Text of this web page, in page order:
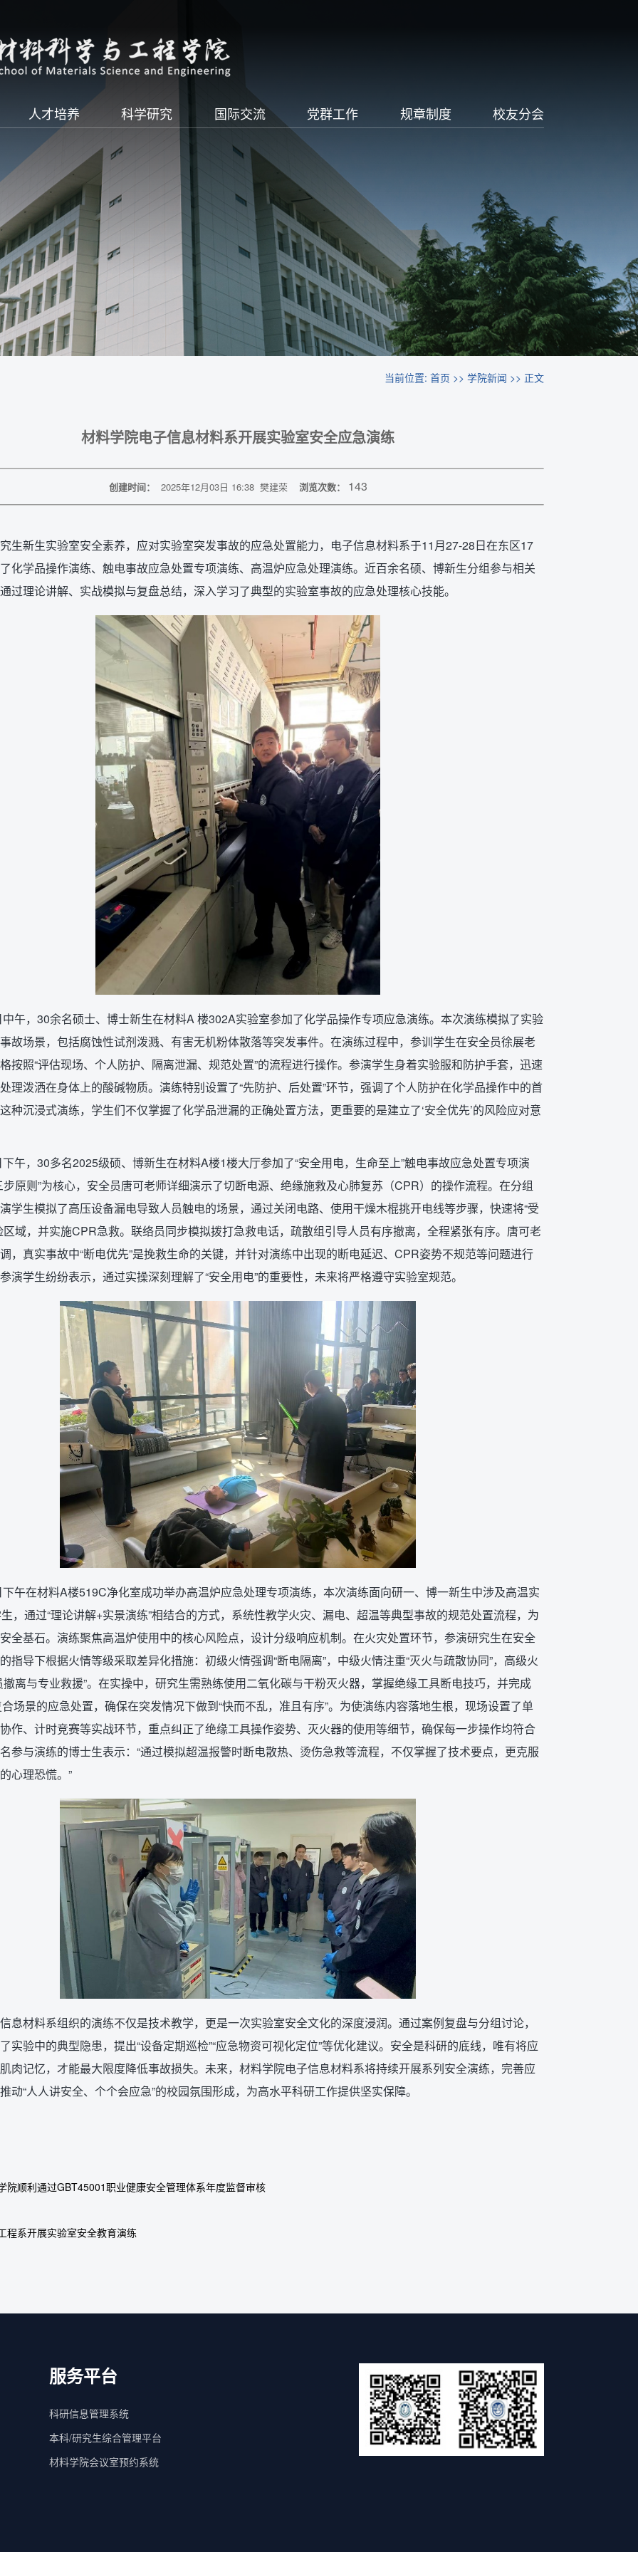
人才培养 科学研究 国际交流 党群工作 规章制度 校友分会
当前位置: 首页 >> 学院新闻 >> 正文
材料学院电子信息材料系开展实验室安全应急演练
创建时间： 2025年12月03日 16:38 樊建荣 浏览次数： 143
生新生实验室安全素养，应对实验室突发事故的应急处置能力，电子信息材料系于11月27-28日在东区17
化学品操作演练、触电事故应急处置专项演练、高温炉应急处理演练。近百余名硕、博新生分组参与相关
过理论讲解、实战模拟与复盘总结，深入学习了典型的实验室事故的应急处理核心技能。
午，30余名硕士、博士新生在材料A 楼302A实验室参加了化学品操作专项应急演练。本次演练模拟了实验
故场景，包括腐蚀性试剂泼溅、有害无机粉体散落等突发事件。在演练过程中，参训学生在安全员徐展老
按照“评估现场、个人防护、隔离泄漏、规范处置”的流程进行操作。参演学生身着实验服和防护手套，迅速
理泼洒在身体上的酸碱物质。演练特别设置了“先防护、后处置”环节，强调了个人防护在化学品操作中的首
种沉浸式演练，学生们不仅掌握了化学品泄漏的正确处置方法，更重要的是建立了‘安全优先’的风险应对意
午，30多名2025级硕、博新生在材料A楼1楼大厅参加了“安全用电，生命至上”触电事故应急处置专项演
步原则”为核心，安全员唐可老师详细演示了切断电源、绝缘施救及心肺复苏（CPR）的操作流程。在分组
学生模拟了高压设备漏电导致人员触电的场景，通过关闭电路、使用干燥木棍挑开电线等步骤，快速将“受
区域，并实施CPR急救。联络员同步模拟拨打急救电话，疏散组引导人员有序撤离，全程紧张有序。唐可老
，真实事故中“断电优先”是挽救生命的关键，并针对演练中出现的断电延迟、CPR姿势不规范等问题进行
演学生纷纷表示，通过实操深刻理解了“安全用电”的重要性，未来将严格遵守实验室规范。
午在材料A楼519C净化室成功举办高温炉应急处理专项演练，本次演练面向研一、博一新生中涉及高温实
，通过“理论讲解+实景演练”相结合的方式，系统性教学火灾、漏电、超温等典型事故的规范处置流程，为
全基石。演练聚焦高温炉使用中的核心风险点，设计分级响应机制。在火灾处置环节，参演研究生在安全
指导下根据火情等级采取差异化措施：初级火情强调“断电隔离”，中级火情注重“灭火与疏散协同”，高级火
撤离与专业救援”。在实操中，研究生需熟练使用二氧化碳与干粉灭火器，掌握绝缘工具断电技巧，并完成
合场景的应急处置，确保在突发情况下做到“快而不乱，准且有序”。为使演练内容落地生根，现场设置了单
作、计时竞赛等实战环节，重点纠正了绝缘工具操作姿势、灭火器的使用等细节，确保每一步操作均符合
参与演练的博士生表示：“通过模拟超温报警时断电散热、烫伤急救等流程，不仅掌握了技术要点，更克服
心理恐慌。”
息材料系组织的演练不仅是技术教学，更是一次实验室安全文化的深度浸润。通过案例复盘与分组讨论，
实验中的典型隐患，提出“设备定期巡检”“应急物资可视化定位”等优化建议。安全是科研的底线，唯有将应
肉记忆，才能最大限度降低事故损失。未来，材料学院电子信息材料系将持续开展系列安全演练，完善应
动“人人讲安全、个个会应急”的校园氛围形成，为高水平科研工作提供坚实保障。
院顺利通过GBT45001职业健康安全管理体系年度监督审核
程系开展实验室安全教育演练
服务平台
科研信息管理系统
本科/研究生综合管理平台
材料学院会议室预约系统